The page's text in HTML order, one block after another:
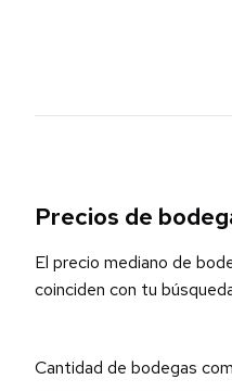
Precios de
El precio mediano de
coinciden con tu
Cantidad de bodegas